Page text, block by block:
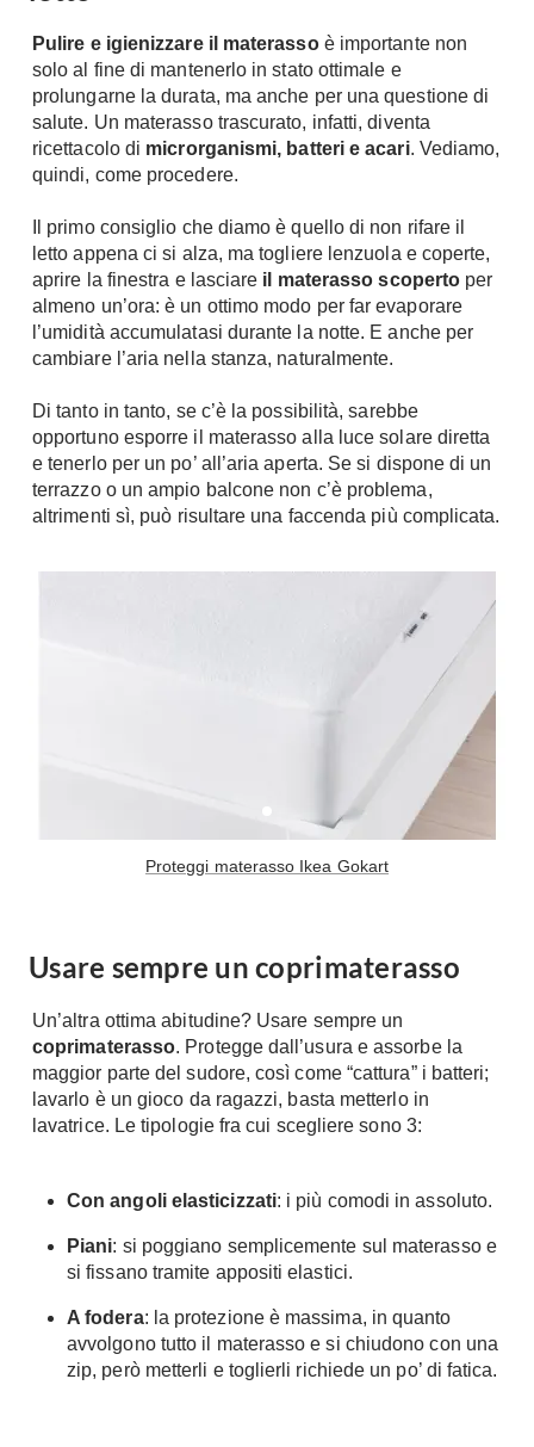
Pareti Attrezzate
Porta Tv
Contatti
Divani
Divani classici
Poltrone
Poltroncine
Divanoletto
Divani Angolo
Divani in Pelle
Complementi
Piumini
Letti Contenitore
Letti a Scomparsa
Armadi
Armadi ante
Scorrevoli
Cabine Armadio
Armadi su misura
Armadi Angolo
I consigli sugli armadi
Pompe di calore
Ecologia
Geotermia
Case Prefabbricate
Fotovoltaico
Riciclo
Energie Rinnovabili
Bioedilizia
Cura della casa
Pulizia
Detergenti
Lavapavimenti
Il Verde
Restauri
Hi-Fi
Hi-Fi
Home-Theatre
Console
Blindate
Porte Scorrevoli
Maniglie
Finestre
Pulire e igienizzare il materassoè importante non
solo al fine di mantenerlo in stato ottimale e
prolungarne la durata, ma anche per una questione di
salute. Un materasso trascurato, infatti, diventa
ricettacolo di microrganismi, batteri e acari. Vediamo,
quindi, come procedere.
Il primo consiglio che diamo è quello di non rifare il
letto appena ci si alza, ma togliere lenzuola e coperte,
aprire la finestra e lasciare il materasso scoperto per
almeno un’ora: è un ottimo modo per far evaporare
l’umidità accumulatasi durante la notte. E anche per
cambiare l’aria nella stanza, naturalmente.
Di tanto in tanto, se c’è la possibilità, sarebbe
opportuno esporre il materasso alla luce solare diretta
e tenerlo per un po’ all’aria aperta. Se si dispone di un
terrazzo o un ampio balcone non c’è problema,
altrimenti sì, può risultare una faccenda più complicata.
Proteggi materasso Ikea Gokart
Usare sempre un coprimaterasso
Un’altra ottima abitudine? Usare sempre un
coprimaterasso. Protegge dall’usura e assorbe la
maggior parte del sudore, così come “cattura” i batteri;
lavarlo è un gioco da ragazzi, basta metterlo in
lavatrice. Le tipologie fra cui scegliere sono 3:
Con angoli elasticizzati: i più comodi in assoluto.
Piani: si poggiano semplicemente sul materasso e
si fissano tramite appositi elastici.
A fodera: la protezione è massima, in quanto
avvolgono tutto il materasso e si chiudono con una
zip, però metterli e toglierli richiede un po’ di fatica.